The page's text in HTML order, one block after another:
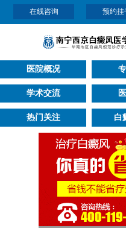
在线咨询 预约挂
医院概况
学术交流
热门关注 白